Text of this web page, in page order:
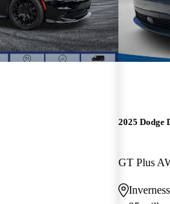
2025 Dodge
GT Plus